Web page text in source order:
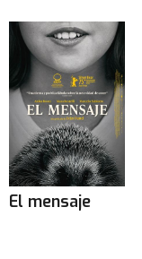
El mensaje